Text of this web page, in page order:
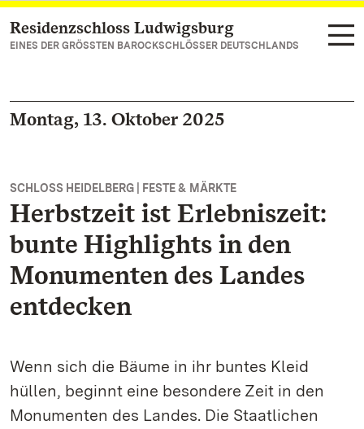
Zum Hauptinhalt springen
Residenzschloss Ludwigsburg
EINES DER GRÖSSTEN BAROCKSCHLÖSSER DEUTSCHLANDS
Montag, 13. Oktober 2025
SCHLOSS HEIDELBERG | FESTE & MÄRKTE
Herbstzeit ist Erlebniszeit:
bunte Highlights in den
Monumenten des Landes
entdecken
Wenn sich die Bäume in ihr buntes Kleid
hüllen, beginnt eine besondere Zeit in den
Monumenten des Landes. Die Staatlichen